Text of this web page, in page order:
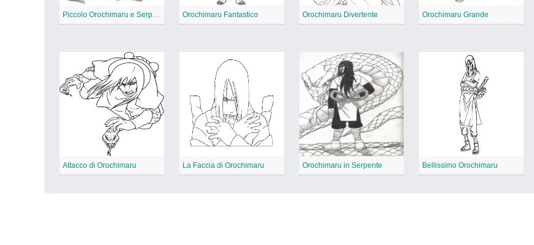
Orochimaru Fantastico Orochimaru Divertente Orochimaru Grande
Attacco di Orochimaru La Faccia di Orochimaru Orochimaru in Serpente Bellissimo Orochimaru